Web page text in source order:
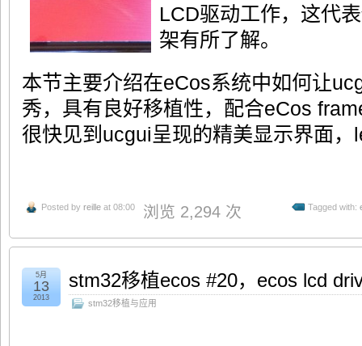
LCD驱动工作，这代
架有所了解。
本节主要介绍在eCos系统中如何让
秀，具有良好移植性，配合eCos
很快见到ucgui呈现的精美显示界面
Posted by reille at 08:00 浏览 2,294 次 Tagged with:
stm32移植ecos #20，ecos lcd
stm32移植与应用
5月
13
2013